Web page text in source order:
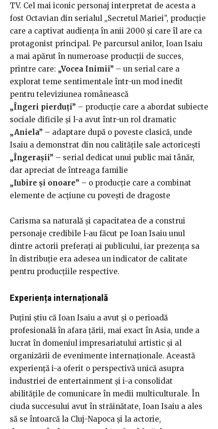
TV. Cel mai iconic personaj interpretat de acesta a
fost Octavian din serialul „Secretul Mariei”, producție
care a captivat audiența în anii 2000 și care îl are ca
protagonist principal. Pe parcursul anilor, Ioan Isaiu
a mai apărut în numeroase producții de succes,
printre care: „Vocea Inimii” – un serial care a
explorat teme sentimentale într-un mod inedit
pentru televiziunea românească
„Îngeri pierduți” – producție care a abordat subiecte
sociale dificile și l-a avut într-un rol dramatic
„Aniela” – adaptare după o poveste clasică, unde
Isaiu a demonstrat din nou calitățile sale actoricești
„Îngerașii” – serial dedicat unui public mai tânăr,
dar apreciat de întreaga familie
„Iubire și onoare” – o producție care a combinat
elemente de acțiune cu povești de dragoste
Carisma sa naturală și capacitatea de a construi
personaje credibile l-au făcut pe Ioan Isaiu unul
dintre actorii preferați ai publicului, iar prezența sa
în distribuție era adesea un indicator de calitate
pentru producțiile respective.
Experiența internațională
Puțini știu că Ioan Isaiu a avut și o perioadă
profesională în afara țării, mai exact în Asia, unde a
lucrat în domeniul impresariatului artistic și al
organizării de evenimente internaționale. Această
experiență i-a oferit o perspectivă unică asupra
industriei de entertainment și i-a consolidat
abilitățile de comunicare în medii multiculturale. În
ciuda succesului avut în străinătate, Ioan Isaiu a ales
să se întoarcă la Cluj-Napoca și la actorie,